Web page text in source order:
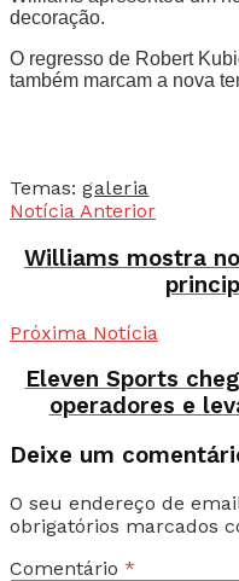
decoração.
O regresso de Robert
também marcam a nova
Temas: galeria
Notícia Anterior
Williams mostra
Próxima Notícia
Eleven Sports
operadores e
Deixe um
O seu endereço de
obrigatórios marcados
Comentário *